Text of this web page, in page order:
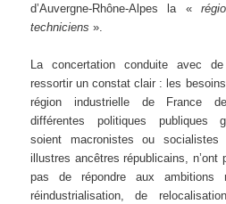
d’Auvergne-Rhône-Alpes la «
techniciens ».
La concertation conduite avec
ressortir un constat clair : les
région industrielle de France
différentes politiques publiques
soient macronistes ou
illustres ancêtres républicains, n’ont
pas de répondre aux ambitions
réindustrialisation, de